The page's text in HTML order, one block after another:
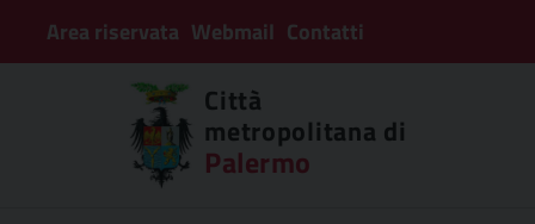
Area riservata Webmail Contatti
Città
metropolitana di
Palermo